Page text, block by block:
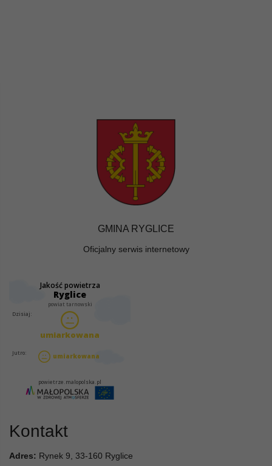
GMINA RYGLICE
Oficjalny serwis internetowy
Kontakt
Adres: Rynek 9, 33-160 Ryglice